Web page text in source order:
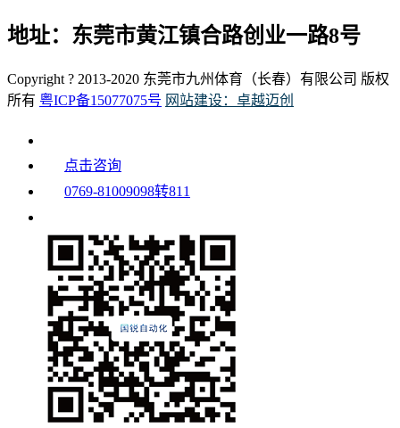
地址：东莞市黄江镇合路创业一路8号
Copyright ? 2013-2020 东莞市九州体育（长春）有限公司 版权
所有 粤ICP备15077075号 网站建设：卓越迈创
点击咨询
0769-81009098转811